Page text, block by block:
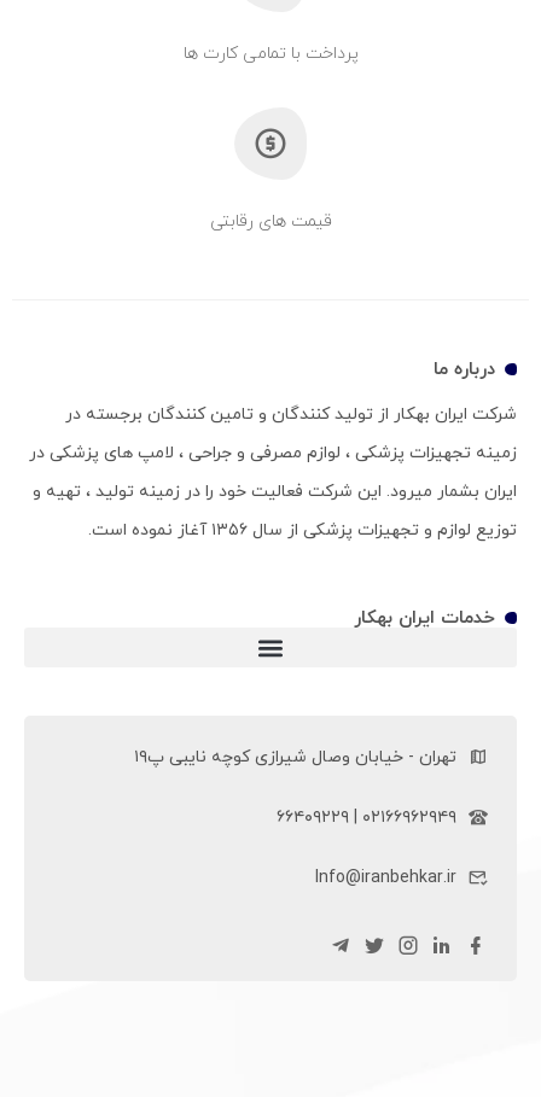
پرداخت با تمامی کارت ها
قیمت های رقابتی
درباره ما
شرکت ایران بهکار از تولید کنندگان و تامین کنندگان برجسته در
زمینه تجهیزات پزشکی ، لوازم مصرفی و جراحی ، لامپ های پزشکی در
ایران بشمار میرود. این شرکت فعالیت خود را در زمینه تولید ، تهیه و
توزیع لوازم و تجهیزات پزشکی از سال ۱۳۵۶ آغاز نموده است.
خدمات ایران بهکار
تهران - خیابان وصال شیرازی کوچه نایبی پ۱۹
۰۲۱۶۶۹۶۲۹۴۹ | ۶۶۴۰۹۲۲۹
Info@iranbehkar.ir